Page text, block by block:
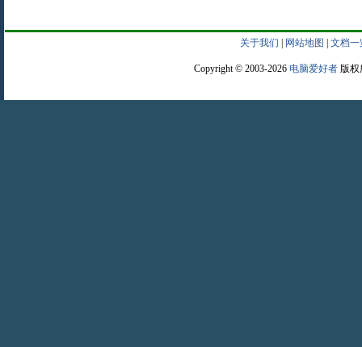
关于我们 网站地图 文档一
Copyright © 2003-2026 电脑爱好者版权